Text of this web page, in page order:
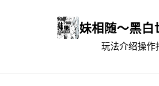
妹相随～黑白
玩法介绍操作